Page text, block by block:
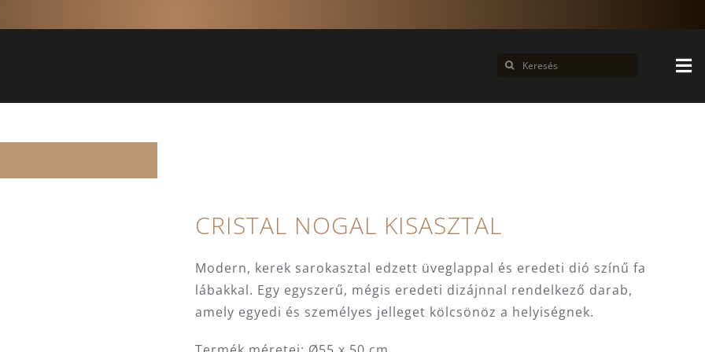
Keresés...
CRISTAL NOGAL KISASZTAL
Modern, kerek sarokasztal edzett üveglappal és eredeti dió színű fa
lábakkal. Egy egyszerű, mégis eredeti dizájnnal rendelkező darab,
amely egyedi és személyes jelleget kölcsönöz a helyiségnek.